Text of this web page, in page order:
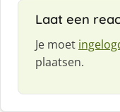
Laat een
Je moet
plaatsen.